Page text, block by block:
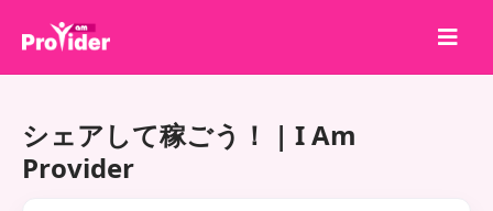
会社概要
シェアして稼ごう！ | I Am
Provider